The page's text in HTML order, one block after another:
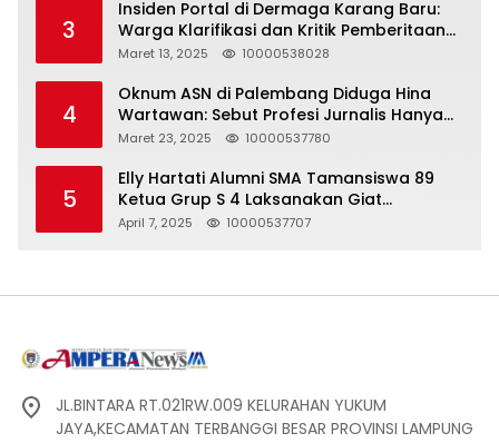
3
Insiden Portal di Dermaga Karang Baru:
Warga Klarifikasi dan Kritik Pemberitaan
yang Tidak Akurat
Maret 13, 2025 10000538028
4
Oknum ASN di Palembang Diduga Hina
Wartawan: Sebut Profesi Jurnalis Hanya
Seharga 2 Liter Bensin, Berujung Dugaan
Maret 23, 2025 10000537780
5
Elly Hartati Alumni SMA Tamansiswa 89
Ketua Grup S 4 Laksanakan Giat
Silaturahmi
April 7, 2025 10000537707
JL.BINTARA RT.021RW.009 KELURAHAN YUKUM
JAYA,KECAMATAN TERBANGGI BESAR PROVINSI LAMPUNG